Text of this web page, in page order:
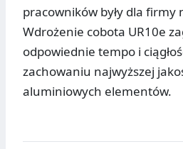
pracowników były dla firmy
Wdrożenie cobota UR10e
odpowiednie tempo i
zachowaniu najwyższej
aluminiowych elementów.